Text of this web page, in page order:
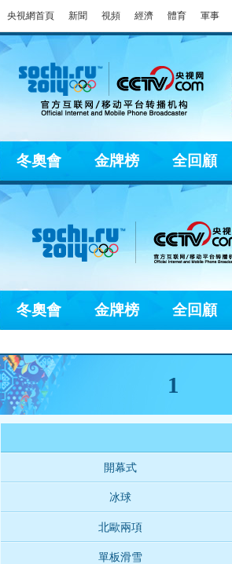
央視網首頁 新聞 視頻 經濟 體育 軍事
冬奧會 金牌榜 全回顧
冬奧會 金牌榜 全回顧
1
開幕式
冰球
北歐兩項
單板滑雪